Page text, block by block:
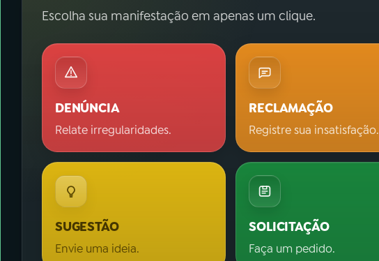
Escolha sua manifestação em apenas um clique.
DENÚNCIA
Relate irregularidades.
RECLAMAÇÃO
Registre sua insatisfação.
SUGESTÃO
Envie uma ideia.
SOLICITAÇÃO
Faça um pedido.